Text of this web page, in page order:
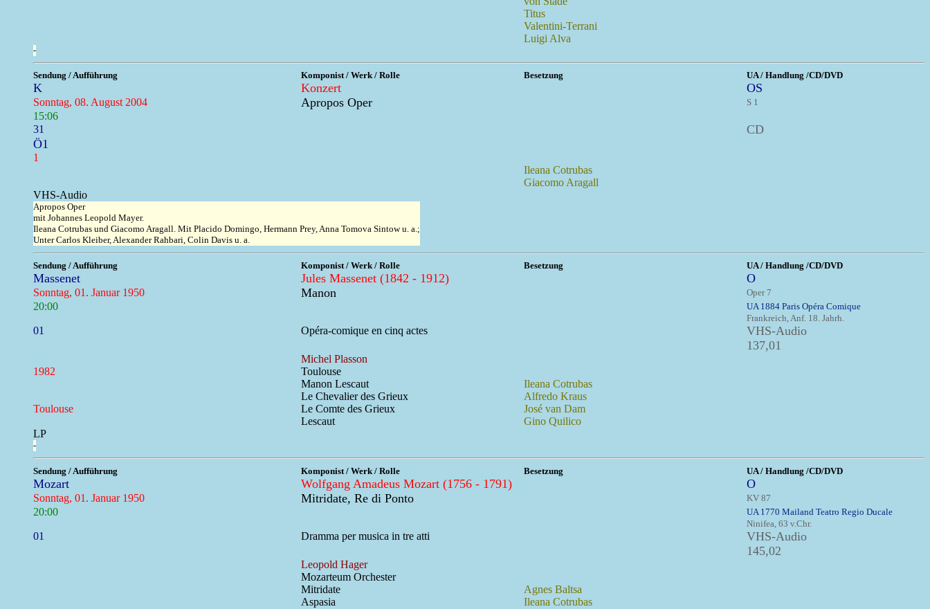
Titus
Valentini-Terrani
Luigi Alva
-
Sendung / Aufführung Komponist / Werk / Rolle Besetzung UA / Handlung /CD/DVD
K Konzert OS
Sonntag, 08. August 2004 Apropos Oper S 1
15:06
31
CD
Ö1
1
Ileana Cotrubas
Giacomo Aragall
VHS-Audio
Apropos Oper
mit Johannes Leopold Mayer.
Ileana Cotrubas und Giacomo Aragall. Mit Placido Domingo, Hermann Prey, Anna Tomova Sintow u. a.;
Unter Carlos Kleiber, Alexander Rahbari, Colin Davis u. a.
Sendung / Aufführung Komponist / Werk / Rolle Besetzung UA / Handlung /CD/DVD
Massenet Jules Massenet (1842 - 1912) O
Sonntag, 01. Januar 1950 Manon Oper 7
20:00
UA 1884 Paris Opéra Comique
Frankreich, Anf. 18. Jahrh.
01 Opéra-comique en cinq actes
VHS-Audio
137,01
Michel Plasson
1982
Toulouse
Manon Lescaut
Ileana Cotrubas
Le Chevalier des Grieux
Alfredo Kraus
Toulouse
Le Comte des Grieux
José van Dam
Lescaut
Gino Quilico
LP
-
Sendung / Aufführung Komponist / Werk / Rolle Besetzung UA / Handlung /CD/DVD
Mozart Wolfgang Amadeus Mozart (1756 - 1791) O
Sonntag, 01. Januar 1950 Mitridate, Re di Ponto KV 87
20:00
UA 1770 Mailand Teatro Regio Ducale
Ninifea, 63 v.Chr.
01 Dramma per musica in tre atti
VHS-Audio
145,02
Leopold Hager
Mozarteum Orchester
Mitridate
Agnes Baltsa
Aspasia
Ileana Cotrubas